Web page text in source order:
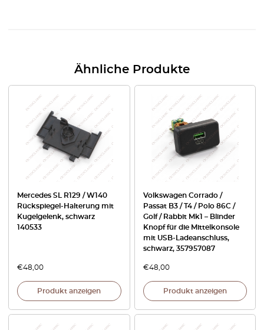
Ähnliche Produkte
Mercedes SL R129 / W140
Rückspiegel-Halterung mit
Kugelgelenk, schwarz
140533
€48,00
Produkt anzeigen
Volkswagen Corrado /
Passat B3 / T4 / Polo 86C /
Golf / Rabbit Mk1 – Blinder
Knopf für die Mittelkonsole
mit USB-Ladeanschluss,
schwarz, 357957087
€48,00
Produkt anzeigen